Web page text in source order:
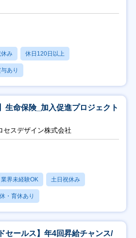
み 休日120日以上
あり
生命保険_加入促進プロジェクト
セスデザイン株式会社
界未経験OK 土日祝休み
・育休あり
セールス】年4回昇給チャンス/